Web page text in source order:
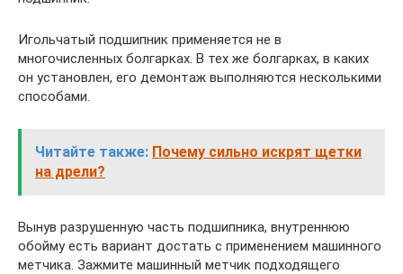
Игольчатый подшипник применяется не в
многочисленных болгарках. В тех же болгарках, в каких
он установлен, его демонтаж выполняются несколькими
способами.
Читайте также: Почему сильно искрят щетки
на дрели?
Вынув разрушенную часть подшипника, внутреннюю
обойму есть вариант достать с применением машинного
метчика. Зажмите машинный метчик подходящего